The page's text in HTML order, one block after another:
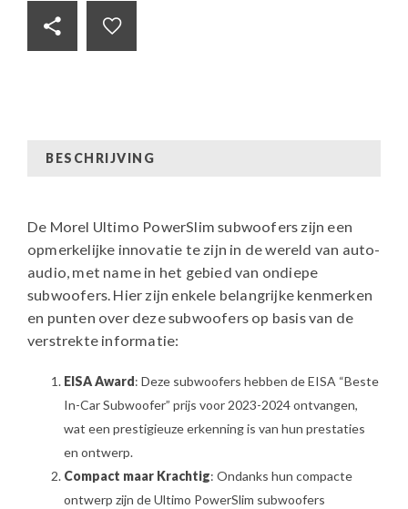
BESCHRIJVING
De Morel Ultimo PowerSlim subwoofers zijn een
opmerkelijke innovatie te zijn in de wereld van auto-
audio, met name in het gebied van ondiepe
subwoofers. Hier zijn enkele belangrijke kenmerken
en punten over deze subwoofers op basis van de
verstrekte informatie:
EISA Award: Deze subwoofers hebben de EISA “Beste
In-Car Subwoofer” prijs voor 2023-2024 ontvangen,
wat een prestigieuze erkenning is van hun prestaties
en ontwerp.
Compact maar Krachtig: Ondanks hun compacte
ontwerp zijn de Ultimo PowerSlim subwoofers